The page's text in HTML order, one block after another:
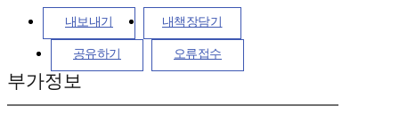
내보내기 내책장담기
공유하기 오류접수
부가정보